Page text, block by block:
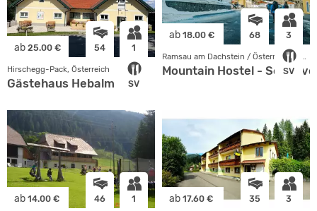
ab 25.00 € 54 1
SV
Hirschegg-Pack, Österreich
Gästehaus Hebalm
ab 18.00 € 68 3
SV
Ramsau am Dachstein / Österr, Österreich
Mountain Hostel -
ab 14.00 € 46 1 ab 17.60 € 35 3